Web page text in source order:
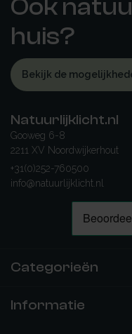
Ook
huis?
Bekijk de
Natuurlijklicht.nl
Gooweg 6-8
2211 XV Noordwijkerhout
+31(0)252-760500
info@natuurlijklicht.nl
Categorieën
Informatie